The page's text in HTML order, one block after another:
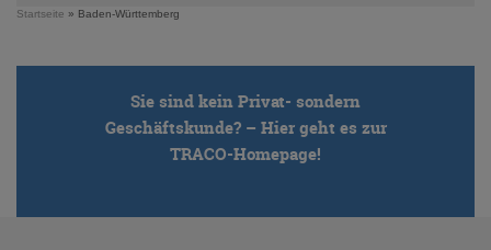
RATGEBER
SERVICE
Startseite » Baden-Württemberg
Sie sind kein Privat- sondern
Geschäftskunde? – Hier geht es zur
TRACO-Homepage!